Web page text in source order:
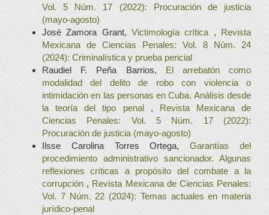
Vol. 5 Núm. 17 (2022): Procuración de justicia
(mayo-agosto)
José Zamora Grant, Victimología crítica , Revista
Mexicana de Ciencias Penales: Vol. 8 Núm. 24
(2024): Criminalística y prueba pericial
Raudiel F. Peña Barrios, El arrebatón como
modalidad del delito de robo con violencia o
intimidación en las personas en Cuba. Análisis desde
la teoría del tipo penal , Revista Mexicana de
Ciencias Penales: Vol. 5 Núm. 17 (2022):
Procuración de justicia (mayo-agosto)
Ilsse Carolina Torres Ortega,Garantías del
procedimiento administrativo sancionador. Algunas
reflexiones críticas a propósito del combate a la
corrupción , Revista Mexicana de Ciencias Penales:
Vol. 7 Núm. 22 (2024): Temas actuales en materia
jurídico-penal